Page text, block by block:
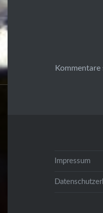
Kommentare
Impressum